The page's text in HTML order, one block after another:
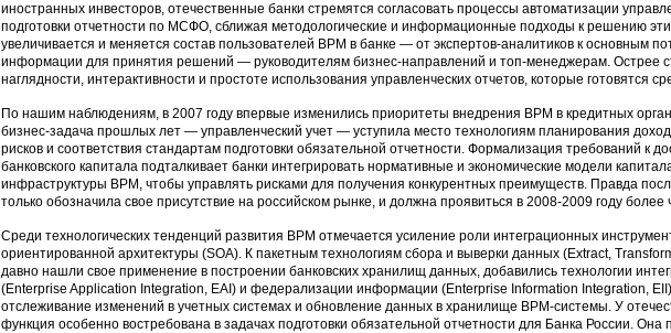
иностранных инвесторов, отечественные банки стремятся согласовать процессы автоматизации
подготовки отчетности по МСФО, сближая методологические и информационные подходы к решению
увеличивается и меняется состав пользователей ВРМ в банке — от экспертов-аналитиков к основным
информации для принятия решений — руководителям бизнес-направлений и топ-менеджерам. Острее
наглядности, интерактивности и простоте использования управленческих отчетов, которые готовятся
По нашим наблюдениям, в 2007 году впервые изменились приоритеты внедрения ВРМ в кредитных
бизнес-задача прошлых лет — управленческий учет — уступила место технологиям планирования
рисков и соответствия стандартам подготовки обязательной отчетности. Формализация требований к
банковского капитала подталкивает банки интегрировать нормативные и экономические модели
инфраструктуры ВРМ, чтобы управлять рисками для получения конкурентных преимуществ. Правда
только обозначила свое присутствие на российском рынке, и должна проявиться в 2008-2009 году более
Среди технологических тенденций развития ВРМ отмечается усиление роли интеграционных
ориентированной архитектуры (SOA). К пакетным технологиям сбора и выверки данных (Extract,
давно нашли свое применение в построении банковских хранилищ данных, добавились технологии
(Enterprise Application Integration, EAI) и федерализации информации (Enterprise Information Integration,
отслеживание изменений в учетных системах и обновление данных в хранилище ВРМ-системы. У
функция особенно востребована в задачах подготовки обязательной отчетности для Банка России. Она